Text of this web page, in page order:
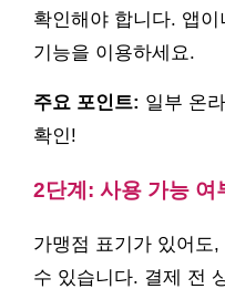
확인해야 합니다. 앱
기능을 이용하세요.
주요 포인트: 일부 온
확인!
2단계: 사용 가능 여
가맹점 표기가 있어도
수 있습니다. 결제 전